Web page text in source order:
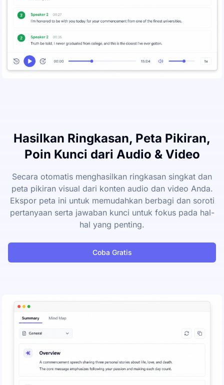
Hasilkan Ringkasan, Peta Pikiran,
Poin Kunci dari Audio & Video
Secara otomatis menghasilkan ringkasan singkat dan
peta pikiran visual dari konten audio dan video Anda.
Ekspor peta ini untuk memudahkan berbagi dan soroti
pertanyaan serta jawaban kunci untuk fokus pada hal-
hal yang penting.
Coba Gratis